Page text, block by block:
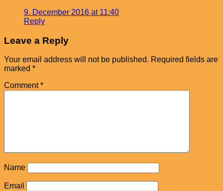
9. December 2016 at 11:40
Reply
Leave a Reply
Your email address will not be published. Required fields are
marked *
Comment*
Name
Email